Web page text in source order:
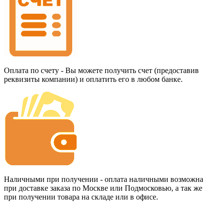
Оплата по счету - Вы можете получить счет (предоставив
реквизиты компании) и оплатить его в любом банке.
Наличными при получении - оплата наличными возможна
при доставке заказа по Москве или Подмосковью, а так же
при получении товара на складе или в офисе.